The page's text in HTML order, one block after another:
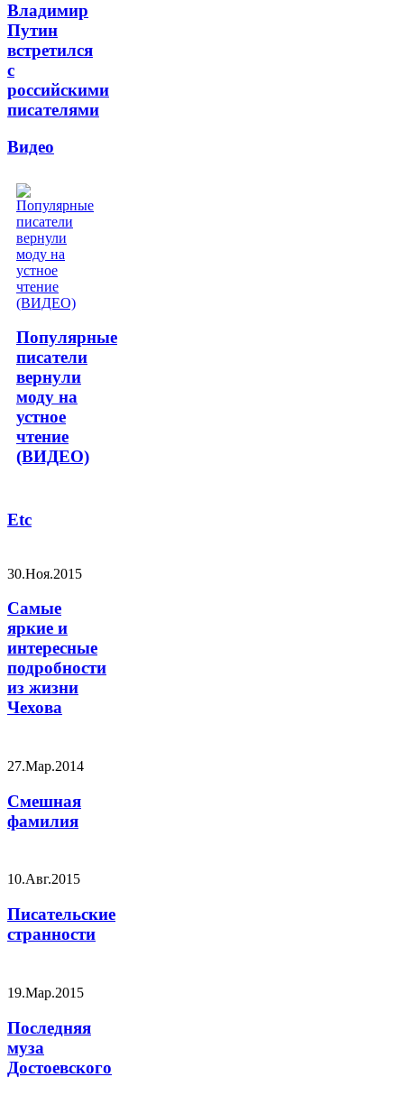
Владимир
Путин
встретился
с
российскими
писателями
Видео
Популярные
писатели
вернули
моду на
устное
чтение
(ВИДЕО)
Etc
30.Ноя.2015
Самые
яркие и
интересные
подробности
из жизни
Чехова
27.Мар.2014
Смешная
фамилия
10.Авг.2015
Писательские
странности
19.Мар.2015
Последняя
муза
Достоевского